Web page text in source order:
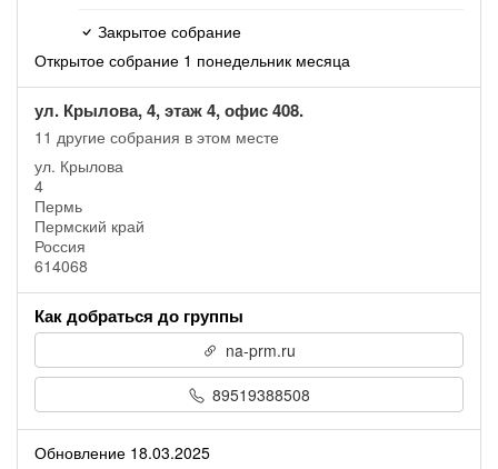
Закрытое собрание
Открытое собрание 1 понедельник месяца
ул. Крылова, 4, этаж 4, офис 408.
11 другие собрания в этом месте
ул. Крылова
4
Пермь
Пермский край
Россия
614068
Как добраться до группы
na-prm.ru
89519388508
Обновление 18.03.2025